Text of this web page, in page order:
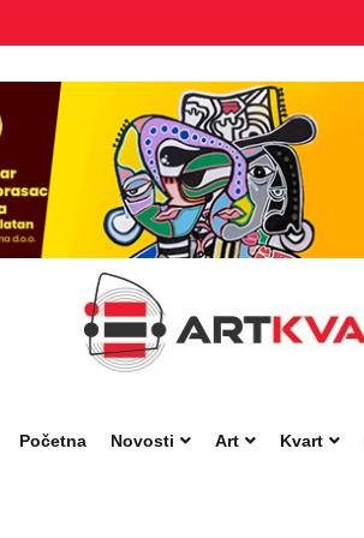
Početna
Novosti Art Kvart